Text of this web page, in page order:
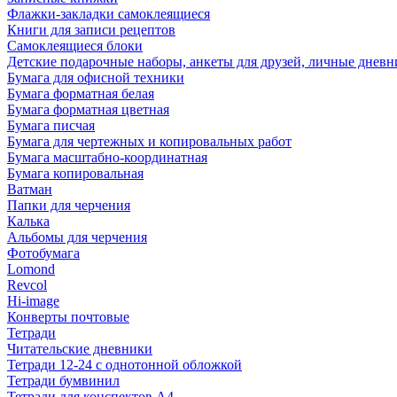
Флажки-закладки самоклеящиеся
Книги для записи рецептов
Самоклеящиеся блоки
Детские подарочные наборы, анкеты для друзей, личные
Бумага для офисной техники
Бумага форматная белая
Бумага форматная цветная
Бумага писчая
Бумага для чертежных и копировальных работ
Бумага масштабно-координатная
Бумага копировальная
Ватман
Папки для черчения
Калька
Альбомы для черчения
Фотобумага
Lomond
Revcol
Hi-image
Конверты почтовые
Тетради
Читательские дневники
Тетради 12-24 с однотонной обложкой
Тетради бумвинил